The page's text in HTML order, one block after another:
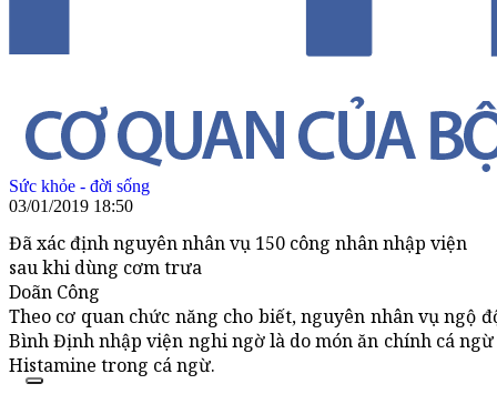
Sức khỏe - đời sống
03/01/2019 18:50
Đã xác định nguyên nhân vụ 150 công nhân nhập viện
sau khi dùng cơm trưa
Doãn Công
Theo cơ quan chức năng cho biết, nguyên nhân vụ ngộ
Bình Định nhập viện nghi ngờ là do món ăn chính cá
Histamine trong cá ngừ.